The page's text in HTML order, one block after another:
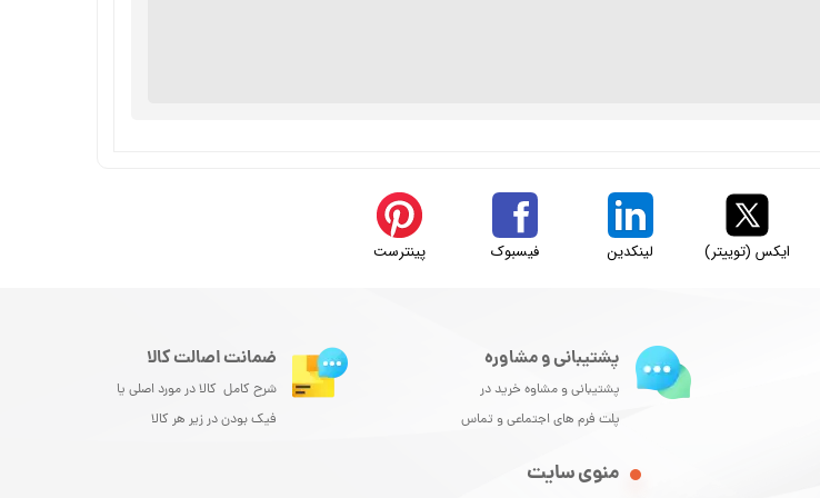
ایکس (توییتر) لینکدین فیسبوک پینترست
منوی سایت
پشتیبانی و مشاوره
پشتیبانی و مشاوه خرید در
پلت فرم های اجتماعی و تماس
ضمانت اصالت کالا
شرح کامل کالا در مورد اصلی یا
فیک بودن در زیر هر کالا